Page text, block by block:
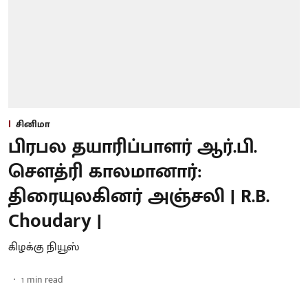
சினிமா
பிரபல தயாரிப்பாளர் ஆர்.பி.
சௌத்ரி காலமானார்:
திரையுலகினர் அஞ்சலி | R.B.
Choudary |
கிழக்கு நியூஸ்
1 min read